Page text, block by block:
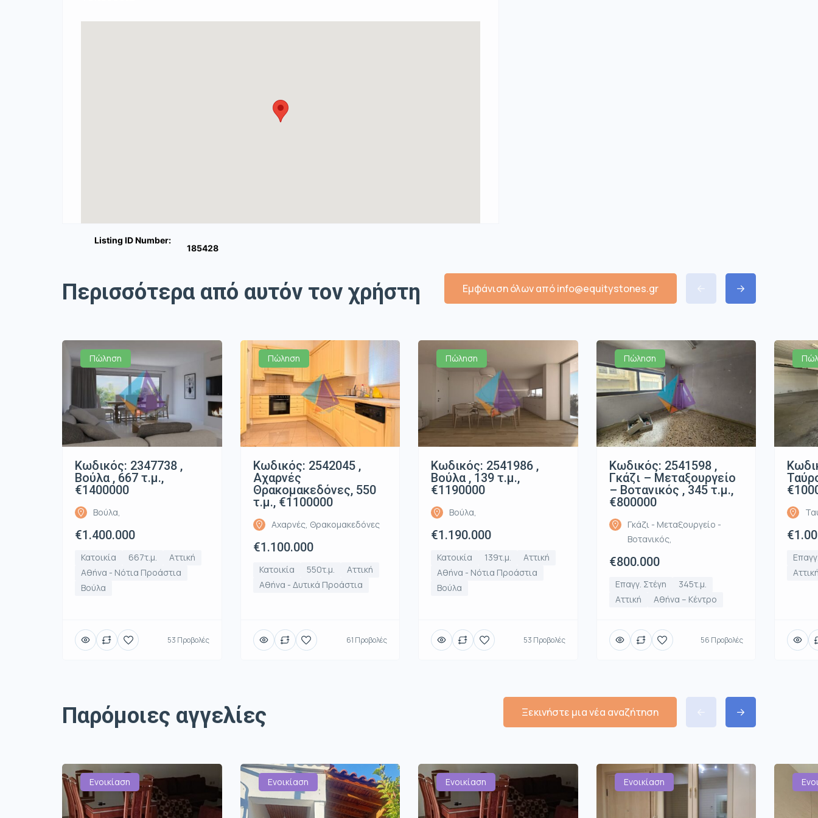
Listing ID Number:
185428
Περισσότερα από αυτόν τον χρήστη Εμφάνιση όλων από info@equitystones.gr
Πώληση
Κωδικός: 2347738 ,
Βούλα , 667 τ.μ.,
€1400000
Βούλα,
€1.400.000
Κατοικία 667τ.μ.
Αττική
Αθήνα - Νότια Προάστια
Βούλα
53 Προβολές
Πώληση
Κωδικός: 2542045 ,
Αχαρνές
Θρακομακεδόνες, 550
τ.μ., €1100000
Αχαρνές, Θρακομακεδόνες
€1.100.000
Κατοικία 550τ.μ.
Αττική
Αθήνα - Δυτικά Προάστια
61 Προβολές
Πώληση
Κωδικός: 2541986 ,
Βούλα , 139 τ.μ.,
€1190000
Βούλα,
€1.190.000
Κατοικία 139τ.μ.
Αττική
Αθήνα - Νότια Προάστια
Βούλα
53 Προβολές
Πώληση
Κωδικός: 2541598 ,
Γκάζι – Μεταξουργείο
– Βοτανικός , 345 τ.μ.,
€800000
Γκάζι - Μεταξουργείο -
Βοτανικός,
€800.000
Επαγγ. Στέγη
345τ.μ.
Αττική
Αθήνα – Κέντρο
56 Προβολές
Παρόμοιες αγγελίες Ξεκινήστε μια νέα αναζήτηση
Ενοικίαση Ενοικίαση Ενοικίαση Ενοικίαση